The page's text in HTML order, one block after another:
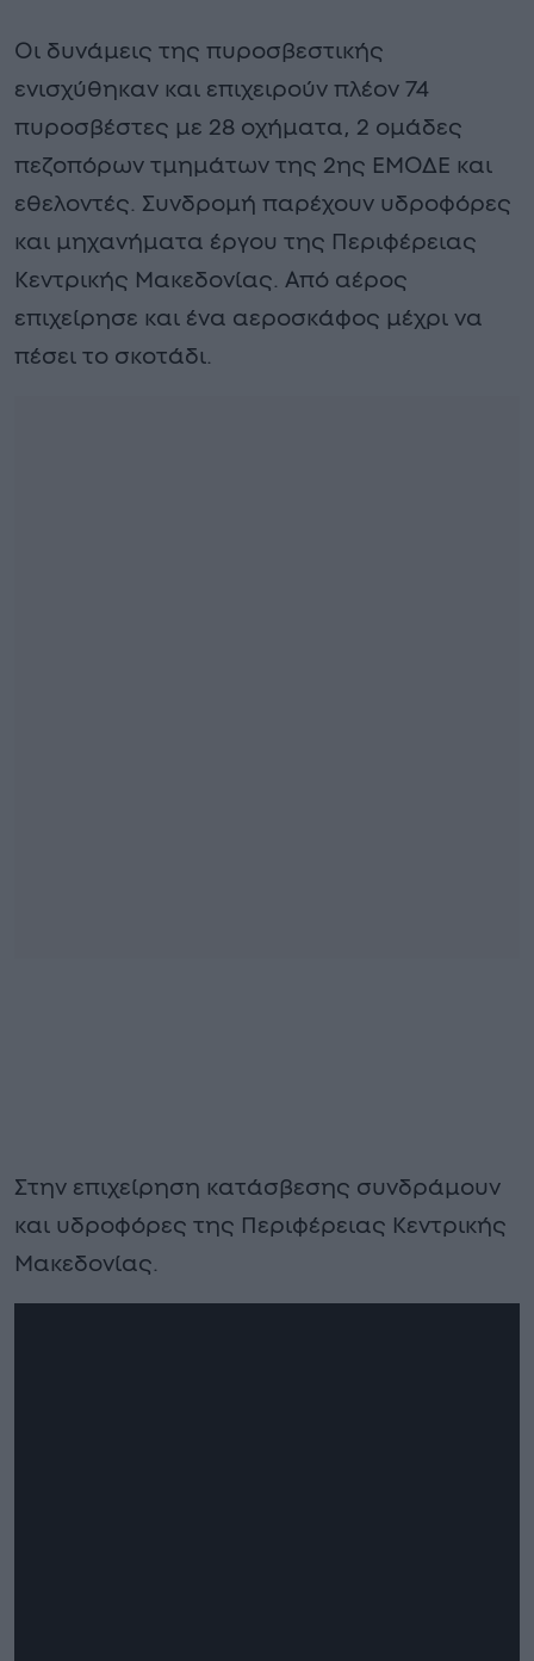
Οι δυνάμεις της πυροσβεστικής
ενισχύθηκαν και επιχειρούν πλέον 74
πυροσβέστες με 28 οχήματα, 2 ομάδες
πεζοπόρων τμημάτων της 2ης ΕΜΟΔΕ και
εθελοντές. Συνδρομή παρέχουν υδροφόρες
και μηχανήματα έργου της Περιφέρειας
Κεντρικής Μακεδονίας. Από αέρος
επιχείρησε και ένα αεροσκάφος μέχρι να
πέσει το σκοτάδι.
Στην επιχείρηση κατάσβεσης συνδράμουν
και υδροφόρες της Περιφέρειας Κεντρικής
Μακεδονίας.